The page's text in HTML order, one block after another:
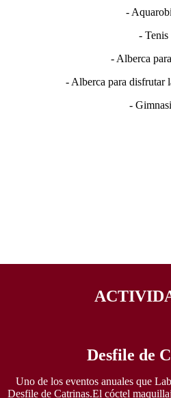
-
- Tenis
- Alberca
- Alberca para disfrutar
-
Desfile de
Uno de los eventos anuales que
Desfile de Catrinas.El cóctel